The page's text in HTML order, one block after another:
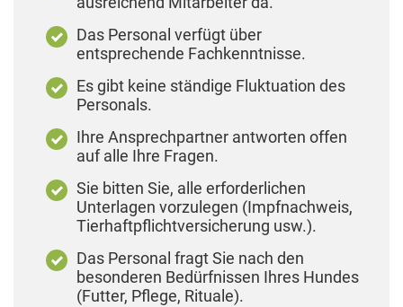
Das Personal verfügt über
entsprechende Fachkenntnisse.
Es gibt keine ständige Fluktuation des
Personals.
Ihre Ansprechpartner antworten offen
auf alle Ihre Fragen.
Sie bitten Sie, alle erforderlichen
Unterlagen vorzulegen (Impfnachweis,
Tierhaftpflichtversicherung usw.).
Das Personal fragt Sie nach den
besonderen Bedürfnissen Ihres Hundes
(Futter, Pflege, Rituale).